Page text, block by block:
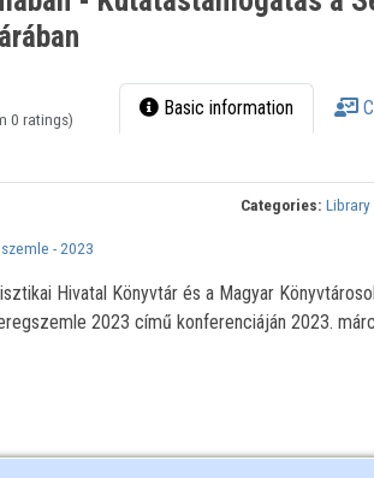
0 ratings) Basic information
Categories:
- 2023
Hivatal Könyvtár és a Magyar
2023 című konferenciáján 2023.